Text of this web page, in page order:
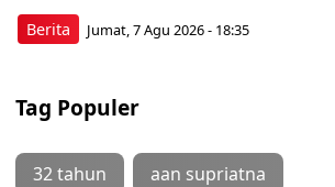
Berita Jumat, 7 Agu 2026 - 18:35
Tag Populer
32 tahun aan supriatna